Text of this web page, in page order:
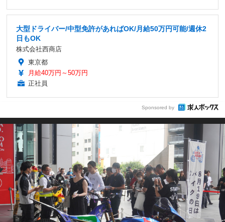
大型ドライバー/中型免許があればOK/月給50万円可能/週休2
日もOK
株式会社西商店
東京都
月給40万円～50万円
正社員
Sponsored by